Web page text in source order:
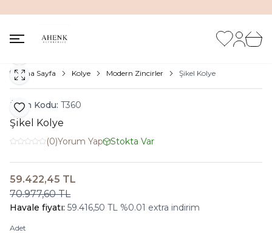
Favorilerim
Hesabım
Ana Sayfa Kolye Modern Zincirler Şikel Kolye
Favoriye Ekle
Ürün Kodu: T360
Şikel Kolye
(0)Yorum Yap Stokta Var
59.422,45 TL
70.977,60TL
Havale fiyatı: 59.416,50 TL %0.01 extra indirim
Adet